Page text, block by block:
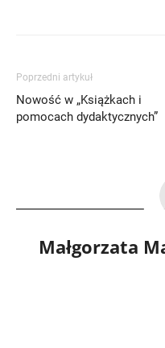
Poprzedni artykuł
Nowość w „Książkach i
pomocach dydaktycznych”
Małgorzata